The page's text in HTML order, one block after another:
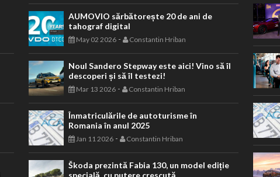
AUMOVIO sărbătorește 20 de ani de
tahograf digital
May 02 2026 - Constantin Hriban
Noul Sandero Stepway este aici! Vino să îl
descoperi și să îl testezi!
Mar 13 2026 - Constantin Hriban
Înmatriculările de autoturisme în
Romania în anul 2025
Jan 11 2026 - Constantin Hriban
Škoda prezintă Fabia 130, un model ediție
specială, cu putere crescută